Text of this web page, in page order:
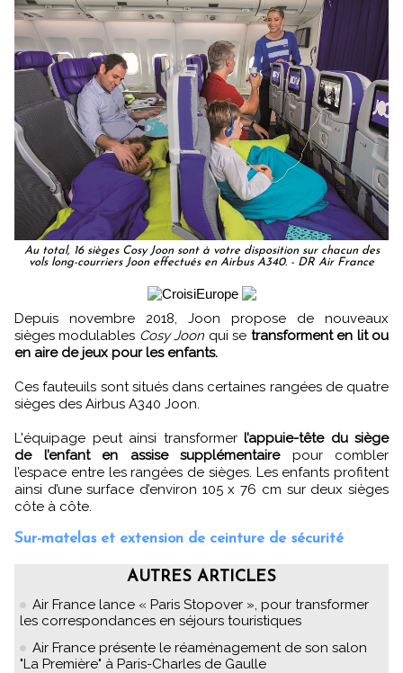
Au total, 16 sièges Cosy Joon sont à votre disposition sur chacun des
vols long-courriers Joon effectués en Airbus A340. - DR Air France
Depuis novembre 2018, Joon propose de nouveaux
sièges modulables Cosy Joon qui se transforment en lit ou
en aire de jeux pour les enfants.
Ces fauteuils sont situés dans certaines rangées de quatre
sièges des Airbus A340 Joon.
L'équipage peut ainsi transformerl’appuie-tête du siège
de l’enfant en assise supplémentairepour combler
l’espace entre les rangées de sièges. Les enfants profitent
ainsi d’une surface d’environ 105 x 76 cm sur deux sièges
côte à côte.
Sur-matelas et extension de ceinture de sécurité
AUTRES ARTICLES
Air France lance « Paris Stopover », pour transformer
les correspondances en séjours touristiques
Air France présente le réaménagement de son salon
"La Première" à Paris-Charles de Gaulle